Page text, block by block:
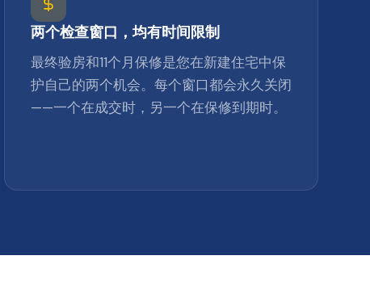
两个检查窗口，均有时间限制
最终验房和11个月保修是您在新建住宅中保
护自己的两个机会。每个窗口都会永久关闭
——一个在成交时，另一个在保修到期时。